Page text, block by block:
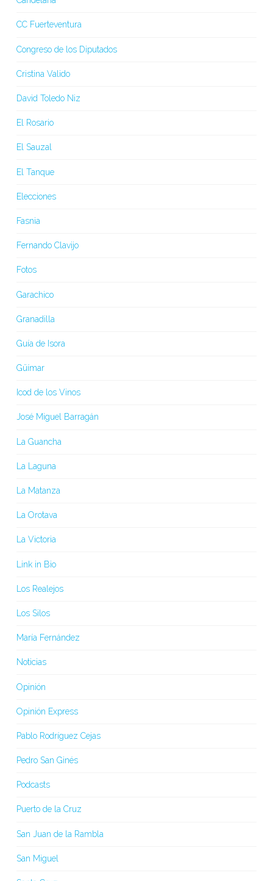
CC Fuerteventura
Congreso de los Diputados
Cristina Valido
David Toledo Niz
El Rosario
El Sauzal
El Tanque
Elecciones
Fasnia
Fernando Clavijo
Fotos
Garachico
Granadilla
Guía de Isora
Güímar
Icod de los Vinos
José Miguel Barragán
La Guancha
La Laguna
La Matanza
La Orotava
La Victoria
Link in Bio
Los Realejos
Los Silos
María Fernández
Noticias
Opinión
Opinión Express
Pablo Rodríguez Cejas
Pedro San Ginés
Podcasts
Puerto de la Cruz
San Juan de la Rambla
San Miguel